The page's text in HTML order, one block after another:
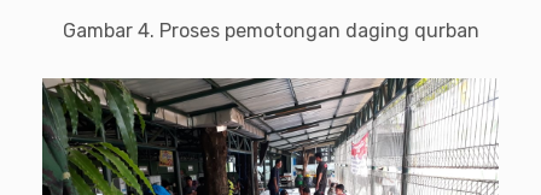
Gambar 4. Proses pemotongan daging qurban